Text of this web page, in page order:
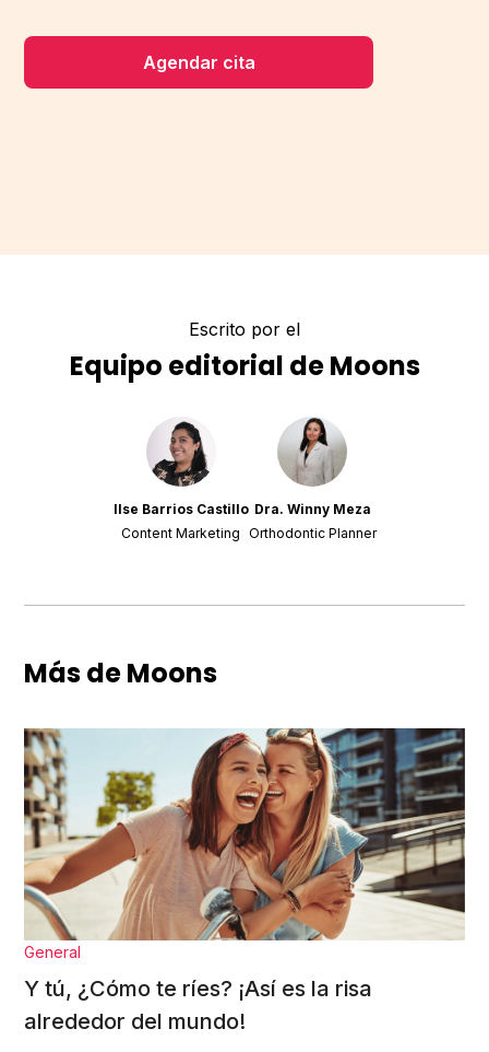
Agendar cita
Escrito por el
Equipo editorial de Moons
Ilse Barrios Castillo
Content Marketing
Dra. Winny Meza
Orthodontic Planner
Más de Moons
General
Y tú, ¿Cómo te ríes? ¡Así es la risa
alrededor del mundo!